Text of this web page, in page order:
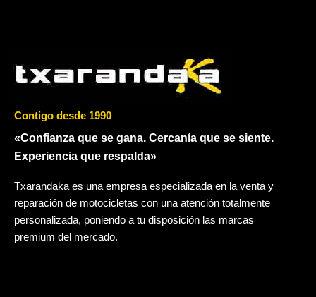
Contigo desde 1990
«Confianza que se gana. Cercanía que se siente.
Experiencia que respalda»
Txarandaka es una empresa especializada en la venta y
reparación de motocicletas con una atención totalmente
personalizada, poniendo a tu disposición las marcas
premium del mercado.